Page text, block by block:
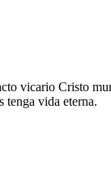
vicario Cristo
tenga vida eterna.